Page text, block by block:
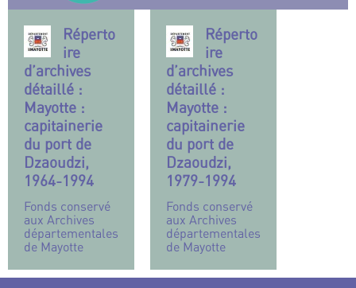
Réperto
ire
d’archives
détaillé :
Mayotte :
capitainerie
du port de
Dzaoudzi,
1964-1994
Fonds conservé
aux Archives
départementales
de Mayotte
Réperto
ire
d’archives
détaillé :
Mayotte :
capitainerie
du port de
Dzaoudzi,
1979-1994
Fonds conservé
aux Archives
départementales
de Mayotte